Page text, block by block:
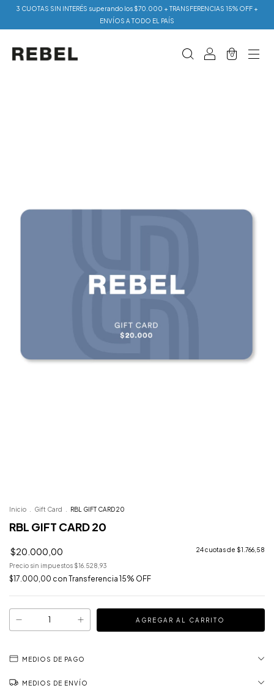
3 CUOTAS SIN INTERÉS superando los $70.000 + TRANSFERENCIAS 15% OFF +
ENVÍOS A TODO EL PAÍS
0
Inicio Gift Card RBL GIFT CARD 20
RBL GIFT CARD 20
$20.000,00 24cuotas de $1.766,58
Precio sin impuestos $16.528,93
$17.000,00 con Transferencia 15% OFF
MEDIOS DE PAGO
MEDIOS DE ENVÍO